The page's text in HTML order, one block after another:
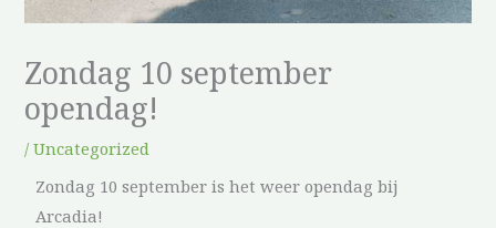
Zondag 10 september
opendag!
/Uncategorized
Zondag 10 september is het weer opendag bij
Arcadia!